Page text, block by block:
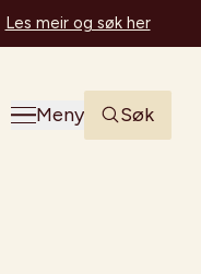
Les meir og søk her
Meny
Søk